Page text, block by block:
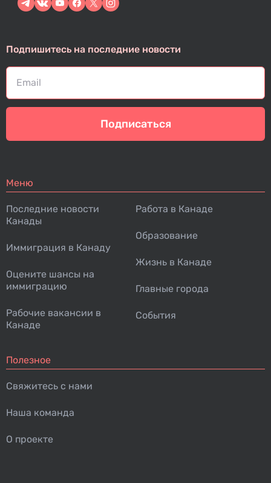
Подпишитесь на последние новости
Подписаться
Меню
Последние новости
Канады
Иммиграция в Канаду
Оцените шансы на
иммиграцию
Рабочие вакансии в
Канаде
Работа в Канаде
Образование
Жизнь в Канаде
Главные города
События
Полезное
Свяжитесь с нами
Наша команда
О проекте